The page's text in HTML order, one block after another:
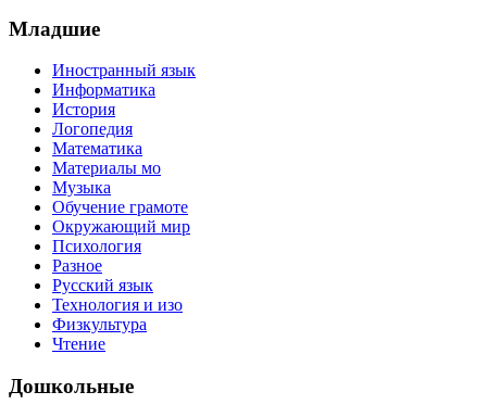
Младшие
Иностранный язык
Информатика
История
Логопедия
Математика
Материалы мо
Музыка
Обучение грамоте
Окружающий мир
Психология
Разное
Русский язык
Технология и изо
Физкультура
Чтение
Дошкольные